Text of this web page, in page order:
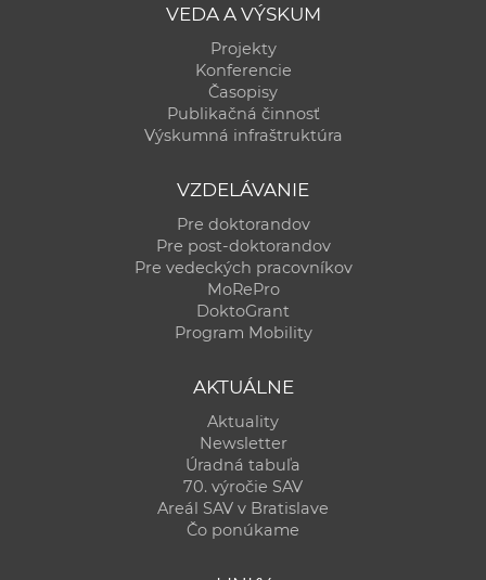
VEDA A VÝSKUM
Projekty
Konferencie
Časopisy
Publikačná činnosť
Výskumná infraštruktúra
VZDELÁVANIE
Pre doktorandov
Pre post-doktorandov
Pre vedeckých pracovníkov
MoRePro
DoktoGrant
Program Mobility
AKTUÁLNE
Aktuality
Newsletter
Úradná tabuľa
70. výročie SAV
Areál SAV v Bratislave
Čo ponúkame